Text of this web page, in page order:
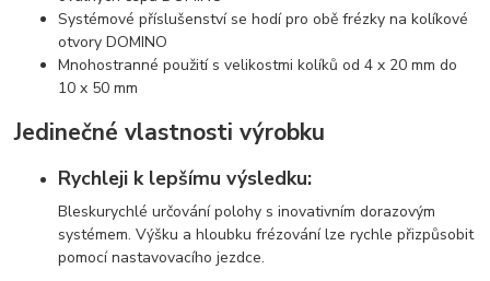
Systémové příslušenství se hodí pro obě frézky na kolíkové
otvory DOMINO
Mnohostranné použití s velikostmi kolíků od 4 x 20 mm do
10 x 50 mm
Jedinečné vlastnosti výrobku
Rychleji k lepšímu výsledku:
Bleskurychlé určování polohy s inovativním dorazovým
systémem. Výšku a hloubku frézování lze rychle přizpůsobit
pomocí nastavovacího jezdce.